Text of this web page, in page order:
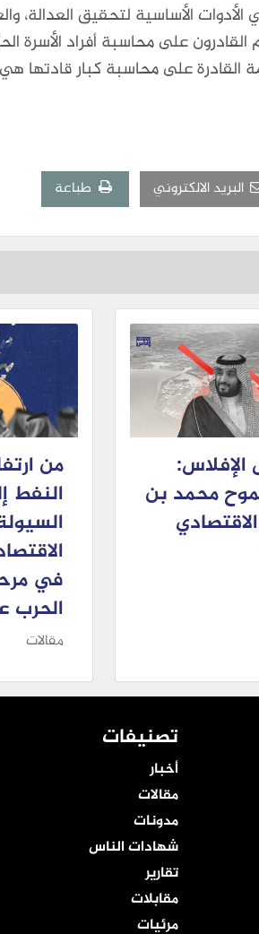
الأدوات الأساسية لتحقيق
على محاسبة أفراد الأسرة
القادرة على محاسبة كبار
البريد الالكتروني طباعة
محمد بن
من
النفط
في
الحرب
مقالات
تصنيفات
أخبار
مقالات
مدونات
شهادات الناس
تقارير
مقابلات
مرئيات